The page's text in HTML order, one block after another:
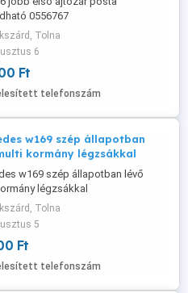
0556767
Tolna
6
Ft
telefonszám
w169 szép állapotban
kormány légzsákkal
w169 szép állapotban lévő
légzsákkal
Tolna
5
Ft
telefonszám